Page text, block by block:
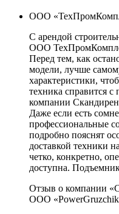
ООО
С арендой
ООО
Перед тем, как
модели, лучше
характеристики,
техника справится
компании
Даже если есть
профессиональные
подробно пояснят
доставкой техники
четко, конкретно,
доступна.
Отзыв о компании
ООО